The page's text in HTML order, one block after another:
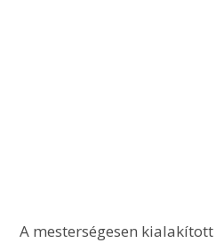
A mesterségesen kialakított szivárgóárkok 50 cm